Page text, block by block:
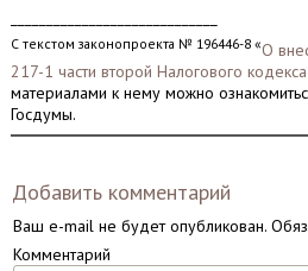
С текстом законопроекта № 196446-8 «О
217-1 части второй Налогового
материалами к нему можно
Госдумы.
Добавить комментарий
Ваш e-mail не будет опубликован.
Комментарий